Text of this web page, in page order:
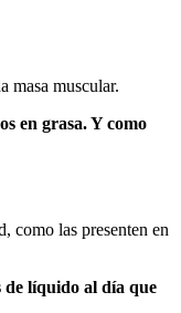
masa muscular.
en grasa.Y como
como las presenten en
de líquido al día que